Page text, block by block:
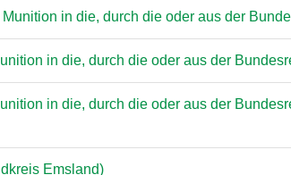
in die, durch die oder aus der
in die, durch die oder aus der
in die, durch die oder aus der
Emsland)